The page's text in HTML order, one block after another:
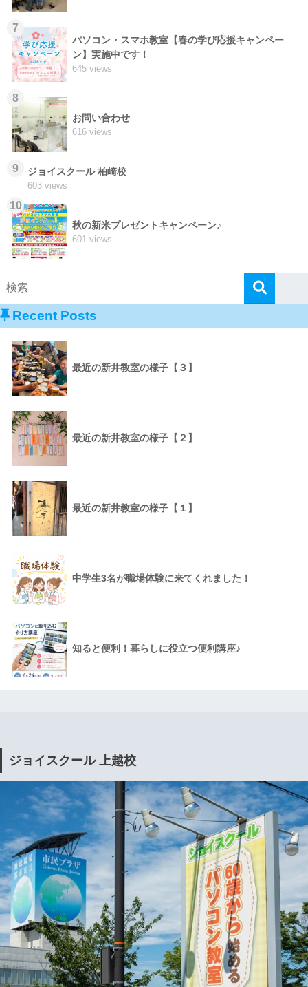
7
パソコン・スマホ教室【春の学び応援キャンペー
ン】実施中です！
645 views
8
お問い合わせ
616 views
9 ジョイスクール 柏崎校
603 views
10
秋の新米プレゼントキャンペーン♪
601 views
Recent Posts
最近の新井教室の様子【３】
最近の新井教室の様子【２】
最近の新井教室の様子【１】
中学生3名が職場体験に来てくれました！
知ると便利！暮らしに役立つ便利講座♪
ジョイスクール 上越校